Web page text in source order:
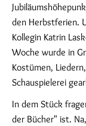
den Herbstferien.
Kollegin Katrin
Woche wurde in
Kostümen,
Schauspielerei
In dem Stück
der Bücher" ist.